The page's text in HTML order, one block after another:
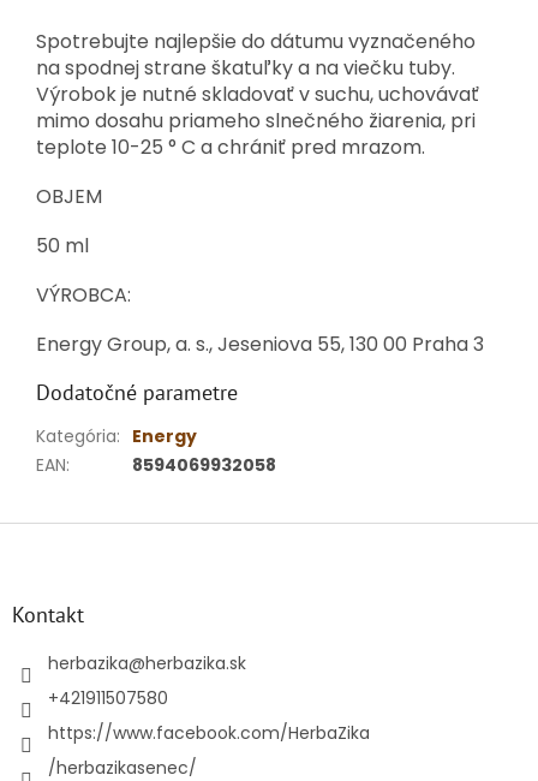
Spotrebujte najlepšie do dátumu vyznačeného
na spodnej strane škatuľky a na viečku tuby.
Výrobok je nutné skladovať v suchu, uchovávať
mimo dosahu priameho slnečného žiarenia, pri
teplote 10-25 ° C a chrániť pred mrazom.
OBJEM
50 ml
VÝROBCA:
Energy Group, a. s., Jeseniova 55, 130 00 Praha 3
Dodatočné parametre
Kategória: Energy
EAN: 8594069932058
Z
Kontakt
herbazika@herbazika.sk
+421911507580
https://www.facebook.com/HerbaZika
/herbazikasenec/